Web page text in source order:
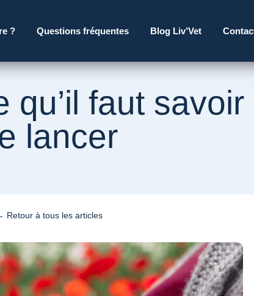
? Questions fréquentes Blog Liv’Vet
qu’il faut
lancer
Retour à tous les articles